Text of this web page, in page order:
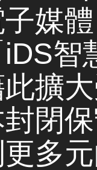
媒
智
擴
閉
多